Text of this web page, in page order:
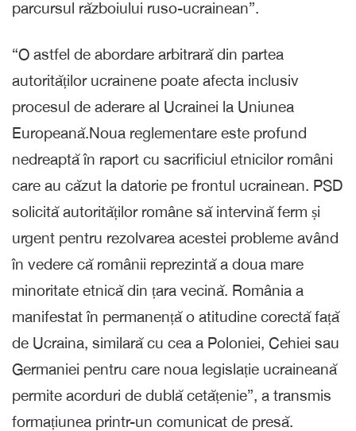
parcursul războiului ruso-ucrainean”.
“O astfel de abordare arbitrară din partea
autorităților ucrainene poate afecta inclusiv
procesul de aderare al Ucrainei la Uniunea
Europeană.Noua reglementare este profund
nedreaptă în raport cu sacrificiul etnicilor români
care au căzut la datorie pe frontul ucrainean. PSD
solicită autorităților române să intervină ferm și
urgent pentru rezolvarea acestei probleme având
în vedere că românii reprezintă a doua mare
minoritate etnică din țara vecină. România a
manifestat în permanență o atitudine corectă față
de Ucraina, similară cu cea a Poloniei, Cehiei sau
Germaniei pentru care noua legislație ucraineană
permite acorduri de dublă cetățenie”, a transmis
formațiunea printr-un comunicat de presă.